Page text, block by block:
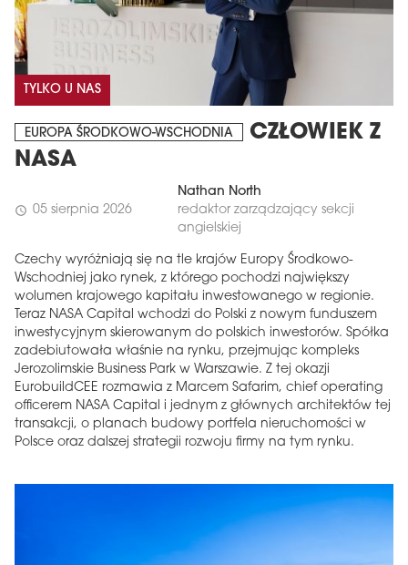
TYLKO U NAS
EUROPA ŚRODKOWO-WSCHODNIA
CZŁOWIEK Z
NASA
schedule 05 sierpnia 2026
Nathan North
redaktor zarządzający sekcji
angielskiej
Czechy wyróżniają się na tle krajów Europy Środkowo-
Wschodniej jako rynek, z którego pochodzi największy
wolumen krajowego kapitału inwestowanego w regionie.
Teraz NASA Capital wchodzi do Polski z nowym funduszem
inwestycyjnym skierowanym do polskich inwestorów. Spółka
zadebiutowała właśnie na rynku, przejmując kompleks
Jerozolimskie Business Park w Warszawie. Z tej okazji
EurobuildCEE rozmawia z Marcem Safarim, chief operating
officerem NASA Capital i jednym z głównych architektów tej
transakcji, o planach budowy portfela nieruchomości w
Polsce oraz dalszej strategii rozwoju firmy na tym rynku.